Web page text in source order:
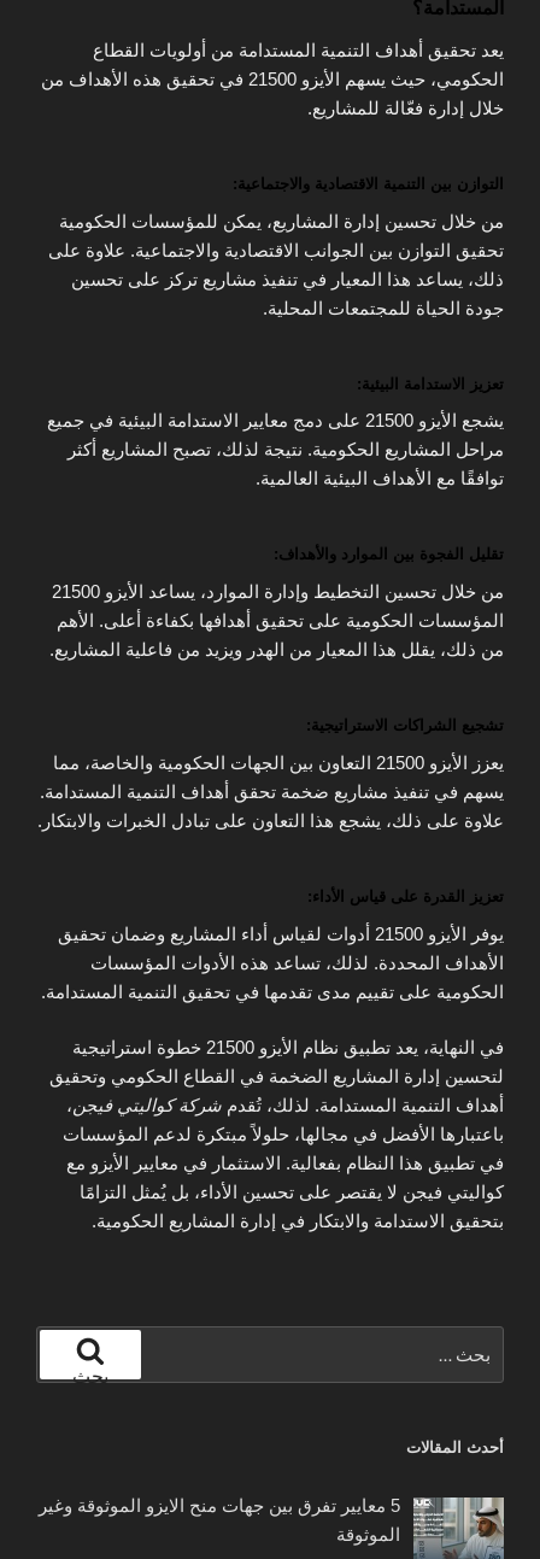
المستدامة؟
يعد تحقيق أهداف التنمية المستدامة من أولويات القطاع
الحكومي، حيث يسهم الأيزو 21500 في تحقيق هذه الأهداف من
خلال إدارة فعّالة للمشاريع.
التوازن بين التنمية الاقتصادية والاجتماعية:
من خلال تحسين إدارة المشاريع، يمكن للمؤسسات الحكومية
تحقيق التوازن بين الجوانب الاقتصادية والاجتماعية. علاوة على
ذلك، يساعد هذا المعيار في تنفيذ مشاريع تركز على تحسين
جودة الحياة للمجتمعات المحلية.
تعزيز الاستدامة البيئية:
يشجع الأيزو 21500 على دمج معايير الاستدامة البيئية في جميع
مراحل المشاريع الحكومية. نتيجة لذلك، تصبح المشاريع أكثر
توافقًا مع الأهداف البيئية العالمية.
تقليل الفجوة بين الموارد والأهداف:
من خلال تحسين التخطيط وإدارة الموارد، يساعد الأيزو 21500
المؤسسات الحكومية على تحقيق أهدافها بكفاءة أعلى. الأهم
من ذلك، يقلل هذا المعيار من الهدر ويزيد من فاعلية المشاريع.
تشجيع الشراكات الاستراتيجية:
يعزز الأيزو 21500 التعاون بين الجهات الحكومية والخاصة، مما
يسهم في تنفيذ مشاريع ضخمة تحقق أهداف التنمية المستدامة.
علاوة على ذلك، يشجع هذا التعاون على تبادل الخبرات والابتكار.
تعزيز القدرة على قياس الأداء:
يوفر الأيزو 21500 أدوات لقياس أداء المشاريع وضمان تحقيق
الأهداف المحددة. لذلك، تساعد هذه الأدوات المؤسسات
الحكومية على تقييم مدى تقدمها في تحقيق التنمية المستدامة.
في النهاية، يعد تطبيق نظام الأيزو 21500 خطوة استراتيجية
لتحسين إدارة المشاريع الضخمة في القطاع الحكومي وتحقيق
أهداف التنمية المستدامة. لذلك، تُقدم شركة كواليتي فيجن،
باعتبارها الأفضل في مجالها، حلولاً مبتكرة لدعم المؤسسات
في تطبيق هذا النظام بفعالية. الاستثمار في معايير الأيزو مع
كواليتي فيجن لا يقتصر على تحسين الأداء، بل يُمثل التزامًا
بتحقيق الاستدامة والابتكار في إدارة المشاريع الحكومية.
عن:
بحث
أحدث المقالات
5 معايير تفرق بين جهات منح الايزو الموثوقة وغير
الموثوقة